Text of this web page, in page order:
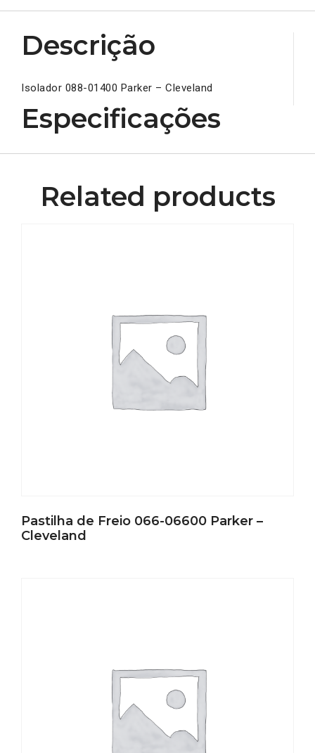
Descrição
Isolador 088-01400 Parker – Cleveland
Especificações
Related products
Pastilha de Freio 066-06600 Parker –
Cleveland